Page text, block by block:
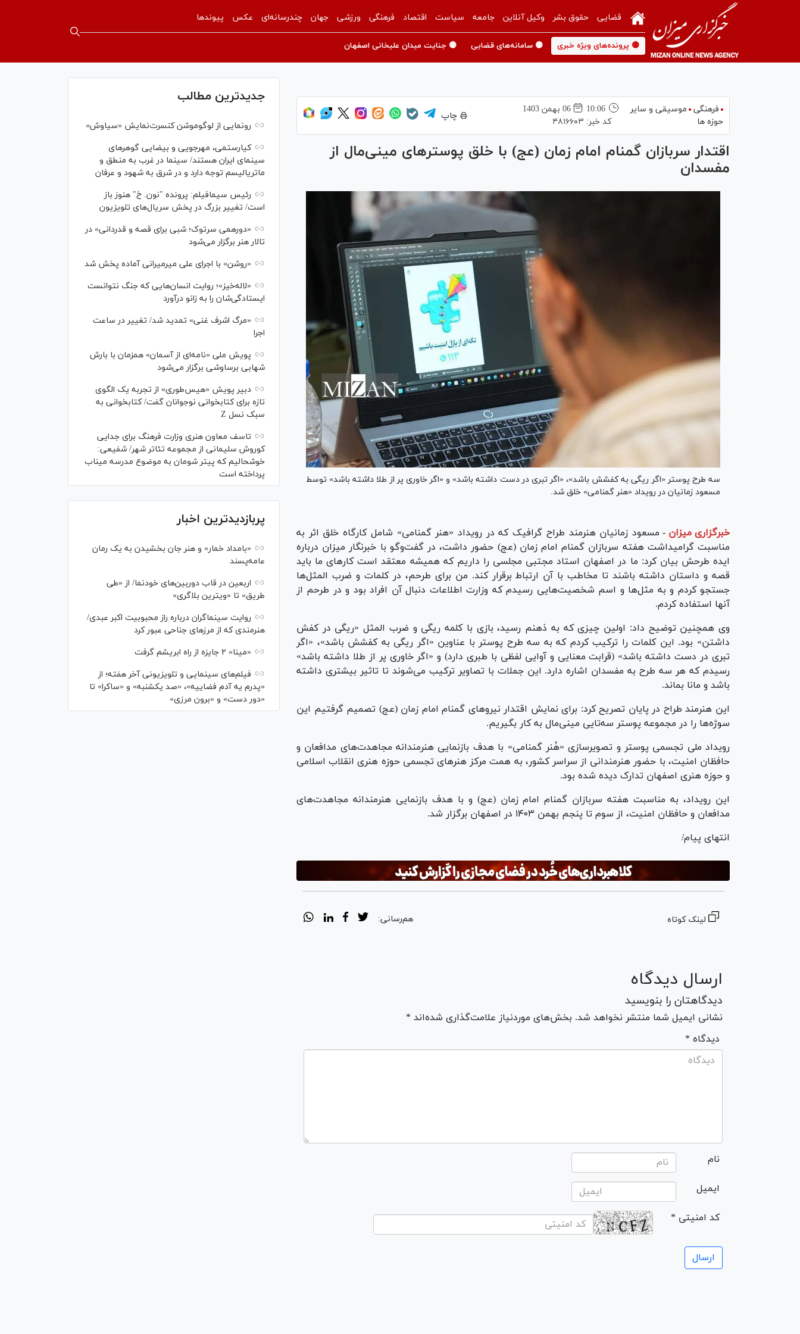
قضایی حقوق بشر وکیل آنلاین جامعه سیاست اقتصاد فرهنگی ورزشی جهان چندرسانه‌ای عکس پیوندها
🟡 پرونده‌های ویژه خبری 🟡 سامانه‌های قضایی 🟡 جنایت میدان علیخانی اصفهان
فرهنگی
موسیقی و سایر
حوزه ها
10:06
06 بهمن 1403
کد خبر: ۴۸۱۶۶۰۳
چاپ
اقتدار سربازان گمنام امام زمان (عج) با خلق پوسترهای مینی‌مال از
مفسدان
سه طرح پوستر «اگر ریگی به کفشش باشد»، «اگر تبری در دست داشته باشد» و «اگر خاوری پر از طلا داشته باشد» توسط
مسعود زمانیان در رویداد «هنر گمنامی» خلق شد.
خبرگزاری میزان - مسعود زمانیان هنرمند طراح گرافیک که در رویداد «هنر گمنامی» شامل کارگاه خلق اثر به
مناسبت گرامیداشت هفته سربازان گمنام امام زمان (عج) حضور داشت، در گفت‌وگو با خبرنگار میزان درباره
ایده طرحش بیان کرد: ما در اصفهان استاد مجتبی مجلسی را داریم که همیشه معتقد است کارهای ما باید
قصه و داستان داشته باشند تا مخاطب با آن ارتباط برقرار کند. من برای طرحم، در کلمات و ضرب المثل‌ها
جستجو کردم و به مثل‌ها و اسم شخصیت‌هایی رسیدم که وزارت اطلاعات دنبال آن افراد بود و در طرحم از
آنها استفاده کردم.
وی همچنین توضیح داد: اولین چیزی که به ذهنم رسید، بازی با کلمه ریگی و ضرب المثل «ریگی در کفش
داشتن» بود. این کلمات را ترکیب کردم که به سه طرح پوستر با عناوین «اگر ریگی به کفشش باشد»، «اگر
تبری در دست داشته باشد» (قرابت معنایی و آوایی لفظی با طبری دارد) و «اگر خاوری پر از طلا داشته باشد»
رسیدم که هر سه طرح به مفسدان اشاره دارد. این جملات با تصاویر ترکیب می‌شوند تا تاثیر بیشتری داشته
باشد و مانا بماند.
این هنرمند طراح در پایان تصریح کرد: برای نمایش اقتدار نیروهای گمنام امام زمان (عج) تصمیم گرفتیم این
سوژه‌ها را در مجموعه پوستر سه‌تایی مینی‌مال به کار بگیریم.
رویداد ملی تجسمی پوستر و تصویرسازی «هُنر گمنامی» با هدف بازنمایی هنرمندانه مجاهدت‌های مدافعان و
حافظان امنیت، با حضور هنرمندانی از سراسر کشور، به همت مرکز هنرهای تجسمی حوزه هنری انقلاب اسلامی
و حوزه هنری اصفهان تدارک دیده شده بود.
این رویداد، به مناسبت هفته سربازان گمنام امام زمان (عج) و با هدف بازنمایی هنرمندانه مجاهدت‌های
مدافعان و حافظان امنیت، از سوم تا پنجم بهمن ۱۴۰۳ در اصفهان برگزار شد.
انتهای پیام/
لینک کوتاه هم‌رسانی:
ارسال دیدگاه
دیدگاهتان را بنویسید
نشانی ایمیل شما منتشر نخواهد شد. بخش‌های موردنیاز علامت‌گذاری شده‌اند *
* دیدگاه
نام
ایمیل
* کد امنیتی
جدیدترین مطالب
رونمایی از لوگوموشن کنسرت‌نمایش «سیاوش»
کیارستمی، مهرجویی و بیضایی گوهر‌های
سینمای ایران هستند/ سینما در غرب به منطق و
ماتریالیسم توجه دارد و در شرق به شهود و عرفان
رئیس سیمافیلم: پرونده "نون. خ" هنوز باز
است/ تغییر بزرگ در پخش سریال‌های تلویزیون
«دورهمی سرتوک؛ شبی برای قصه و قدردانی» در
تالار هنر برگزار می‌شود
«روشن» با اجرای علی میرمیرانی آماده پخش شد
«لاله‌خیز»؛ روایت انسان‌هایی که جنگ نتوانست
ایستادگی‌شان را به زانو درآورد
«مرگ اشرف غنی» تمدید شد/ تغییر در ساعت
اجرا
پویش ملی «نامه‌ای از آسمان» همزمان با بارش
شهابی برساوشی برگزار می‌شود
دبیر پویش «هیس‌طوری» از تجربه یک الگوی
تازه برای کتابخوانی نوجوانان گفت/ کتابخوانی به
سبک نسل Z
تاسف معاون هنری وزارت فرهنگ برای جدایی
کوروش سلیمانی از مجموعه تئاتر شهر/ شفیعی:
خوشحالیم که پیتر شومان به موضوع مدرسه میناب
پرداخته است
پربازدیدترین اخبار
«بامداد خمار» و هنر جان بخشیدن به یک رمان
عامه‌پسند
اربعین در قاب دوربین‌های خودنما/ از «طی
طریق» تا «ویترین بلاگری»
روایت سینماگران درباره راز محبوبیت اکبر عبدی/
هنرمندی که از مرزهای جناحی عبور کرد
«مینا» ۲ جایزه از راه ابریشم گرفت
فیلم‌های سینمایی و تلویزیونی آخر هفته؛ از
«پدرم یه آدم فضاییه»، «صد یکشنبه» و «ساکرا» تا
«دور دست» و «برون مرزی»